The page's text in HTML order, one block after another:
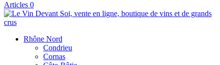
Articles 0
Rhône Nord
Condrieu
Cornas